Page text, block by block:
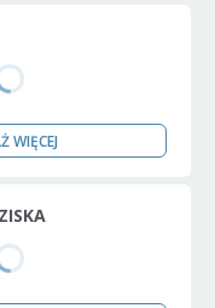
WIĘCEJ